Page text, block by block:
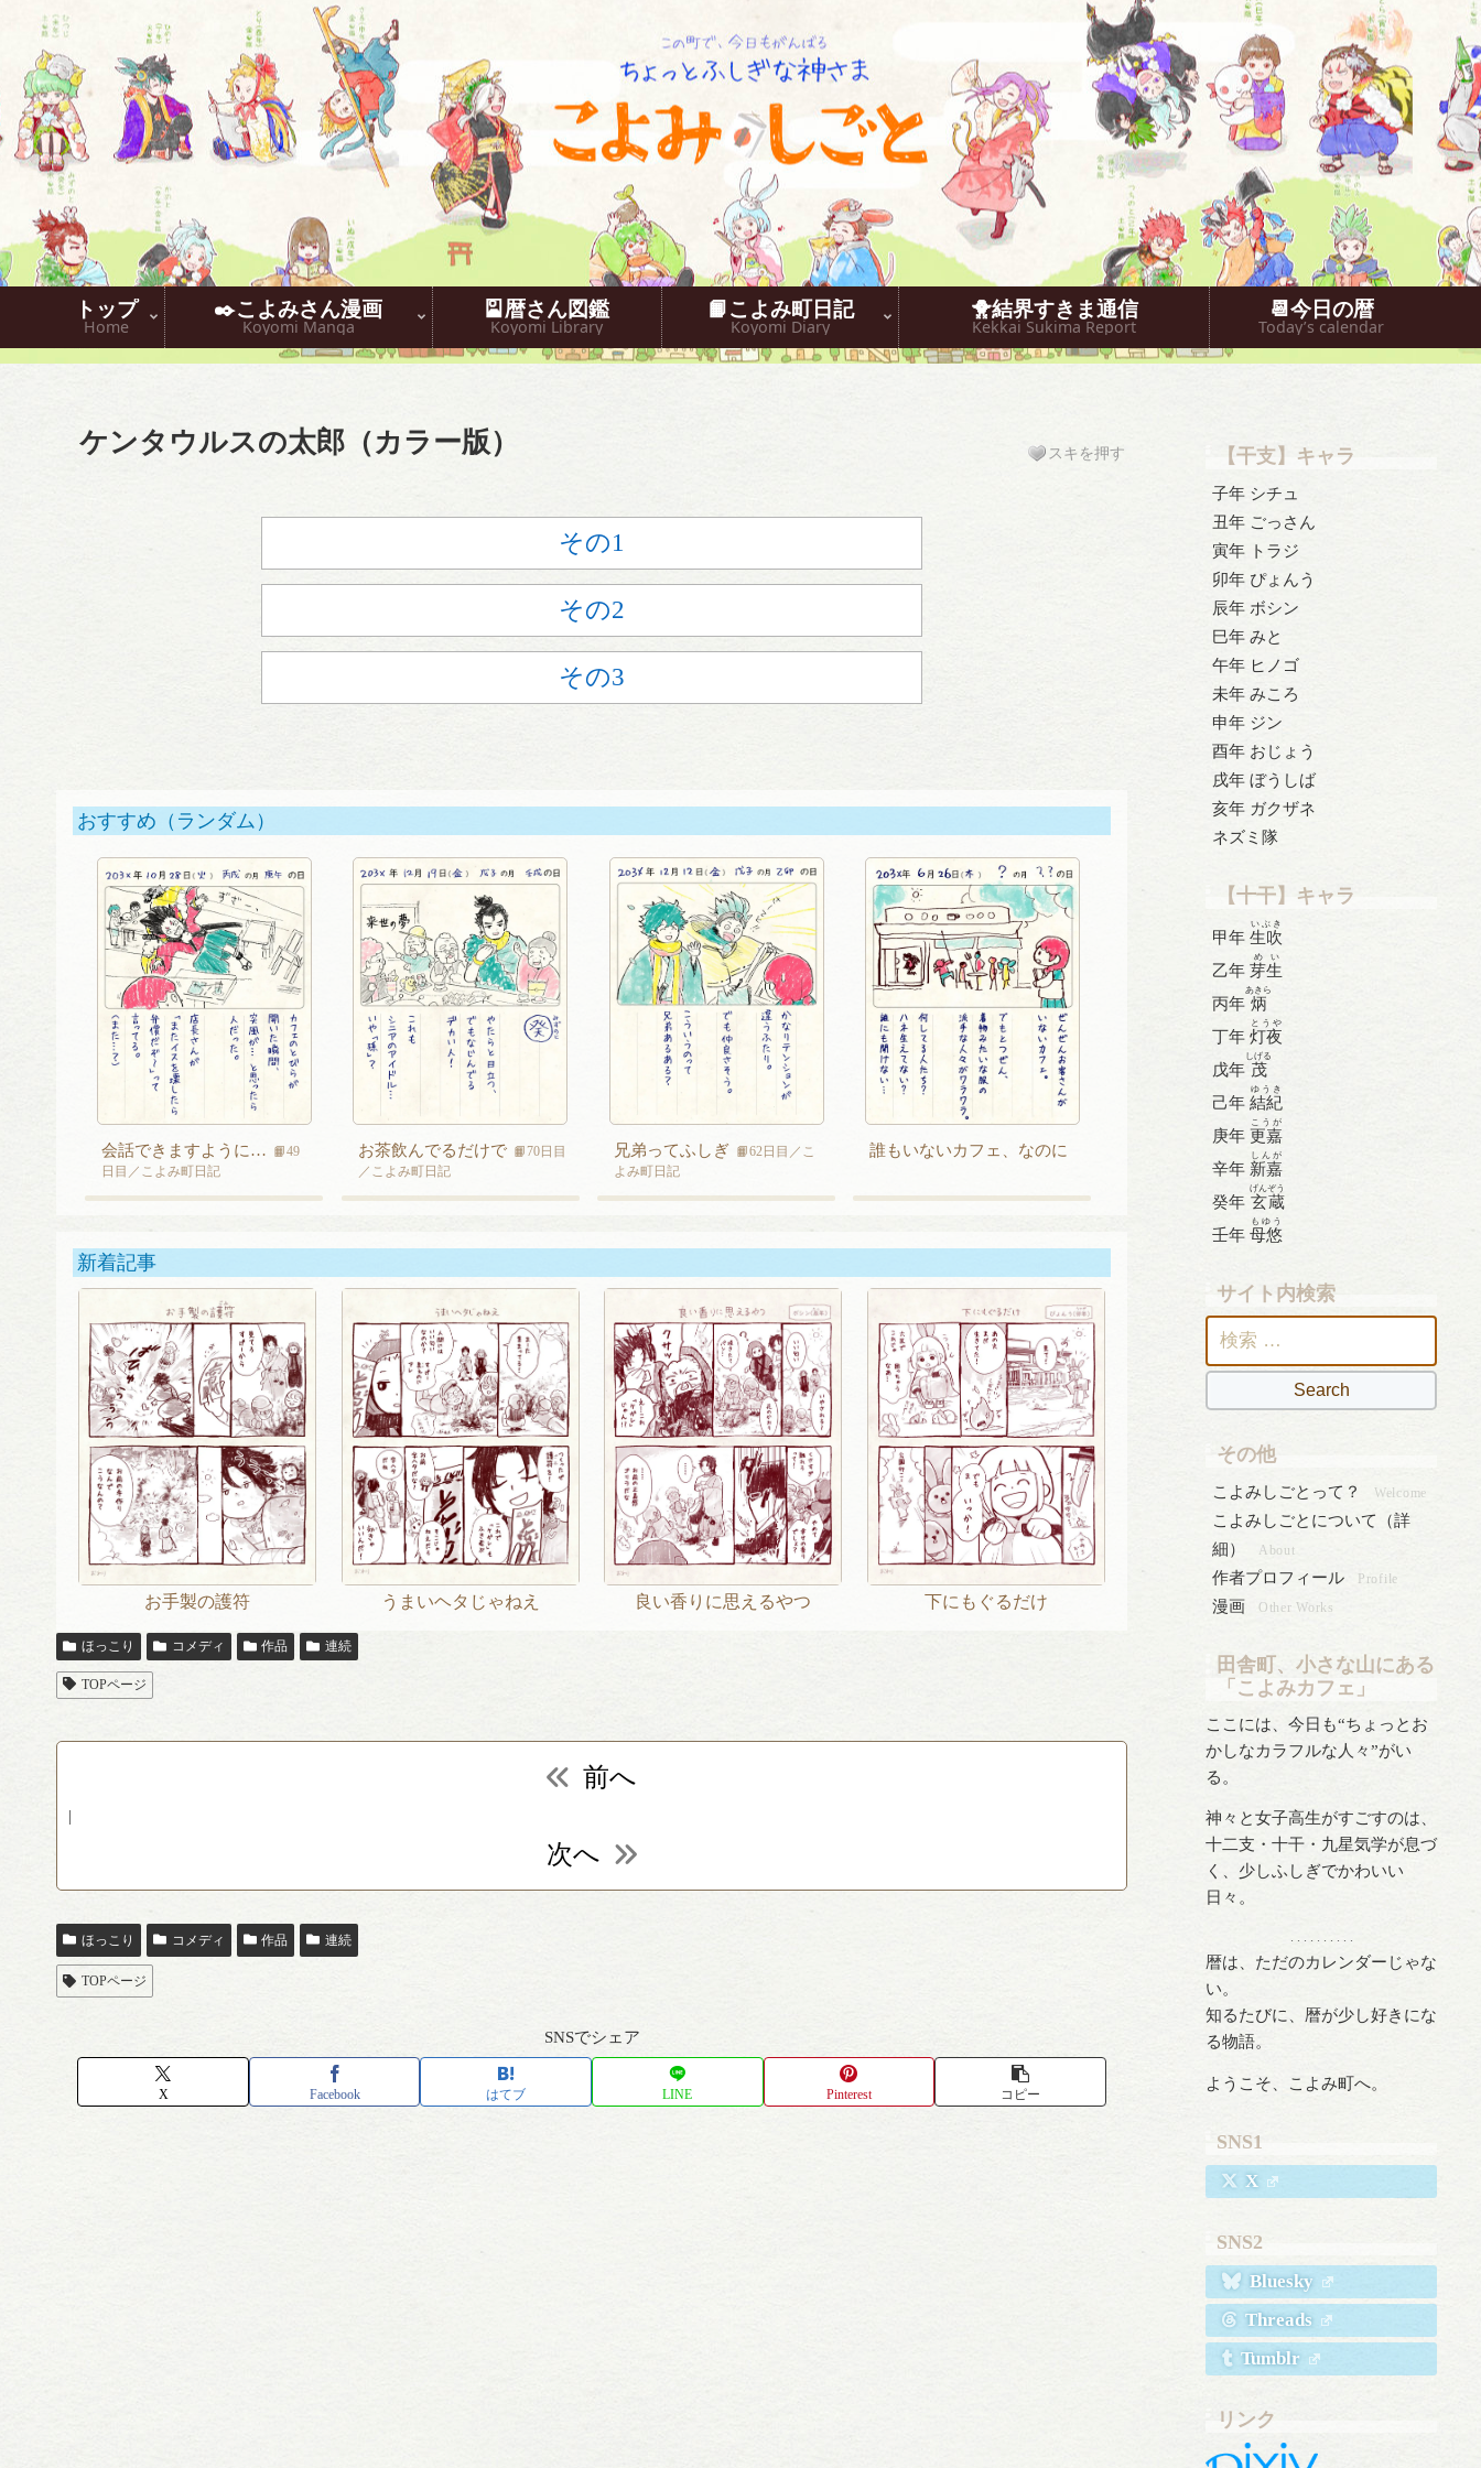
こよみしごと〔和原ハト〕
トップ
Home
✒️こよみさん漫画
Koyomi Manga
🎴暦さん図鑑
Koyomi Library
📙こよみ町日記
Koyomi Diary
🐥結界すきま通信
Kekkai Sukima Report
📆今日の暦
Today’s calendar
ケンタウルスの太郎（カラー版） スキを押す
その1
その2
その3
おすすめ（ランダム）
会話できますように… 📙49
日目／こよみ町日記
お茶飲んでるだけで 📙70日目
／こよみ町日記
兄弟ってふしぎ 📙62日目／こ
よみ町日記
誰もいないカフェ、なのに
新着記事
お手製の護符 うまいヘタじゃねえ 良い香りに思えるやつ 下にもぐるだけ
ほっこり コメディ 作品 連続
TOPページ
前へ
|
次へ
ほっこり コメディ 作品 連続
TOPページ
SNSでシェア
X Facebook はてブ LINE Pinterest コピー
【干支】キャラ
子年 シチュ
丑年 ごっさん
寅年 トラジ
卯年 ぴょんう
辰年 ボシン
巳年 みと
午年 ヒノゴ
未年 みころ
申年 ジン
酉年 おじょう
戌年 ぼうしば
亥年 ガクザネ
ネズミ隊
【十干】キャラ
甲年 生吹
いぶき
乙年 芽生
めい
丙年 炳
あきら
丁年 灯夜
とうや
戊年 茂
しげる
己年 結紀
ゆうき
庚年 更嘉
こうが
辛年 新嘉
しんが
癸年 玄蔵
げんぞう
壬年 母悠
もゆう
サイト内検索
索:
その他
こよみしごとって？ Welcome
こよみしごとについて（詳
細）
About
作者プロフィール Profile
漫画 Other Works
田舎町、小さな山にある
「こよみカフェ」
ここには、今日も“ちょっとお
かしなカラフルな人々”がい
る。
神々と女子高生がすごすのは、
十二支・十干・九星気学が息づ
く、少しふしぎでかわいい
日々。
. . . . . . . . . .
暦は、ただのカレンダーじゃな
い。
知るたびに、暦が少し好きにな
る物語。
ようこそ、こよみ町へ。
SNS1
X
SNS2
Bluesky
Threads
Tumblr
リンク